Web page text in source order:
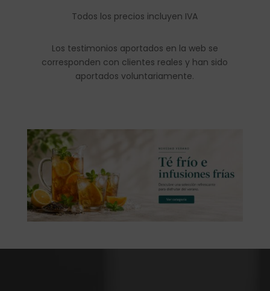
Todos los precios incluyen IVA
Los testimonios aportados en la web se
corresponden con clientes reales y han sido
aportados voluntariamente.